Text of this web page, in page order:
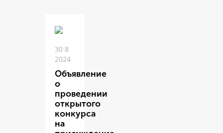
30 8
2024
Объявление
о
проведении
открытого
конкурса
на